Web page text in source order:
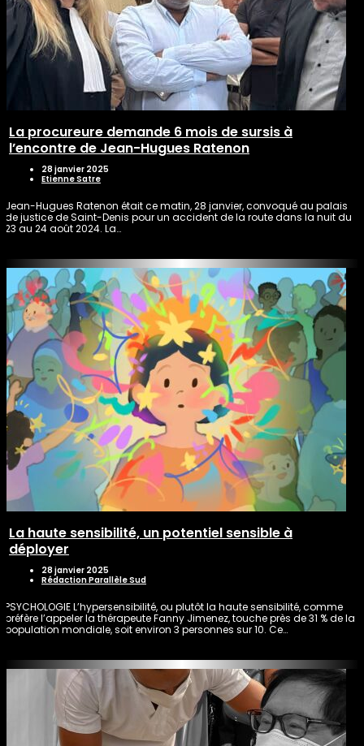
La procureure demande 6 mois de sursis à
l’encontre de Jean-Hugues Ratenon
28 janvier 2025
Etienne Satre
Jean-Hugues Ratenon était ce matin, 28 janvier, convoqué au palais
de justice de Saint-Denis pour un accident de la route dans la nuit du
23 au 24 août 2024. La…
La haute sensibilité, un potentiel sensible à
déployer
28 janvier 2025
Rédaction Parallèle Sud
PSYCHOLOGIE L’hypersensibilité, ou plutôt la haute sensibilité, comme
préfère l’appeler la thérapeute Fanny Jimenez, touche près de 31 % de la
population mondiale, soit environ 3 personnes sur 10. Ce…